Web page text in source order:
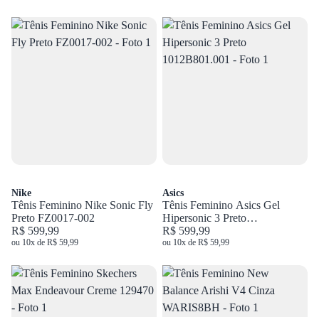
Nike
Tênis Feminino Nike Sonic Fly
Preto FZ0017-002
R$ 599,99
ou 10x de R$ 59,99
Asics
Tênis Feminino Asics Gel
Hipersonic 3 Preto
1012B801.001
R$ 599,99
ou 10x de R$ 59,99